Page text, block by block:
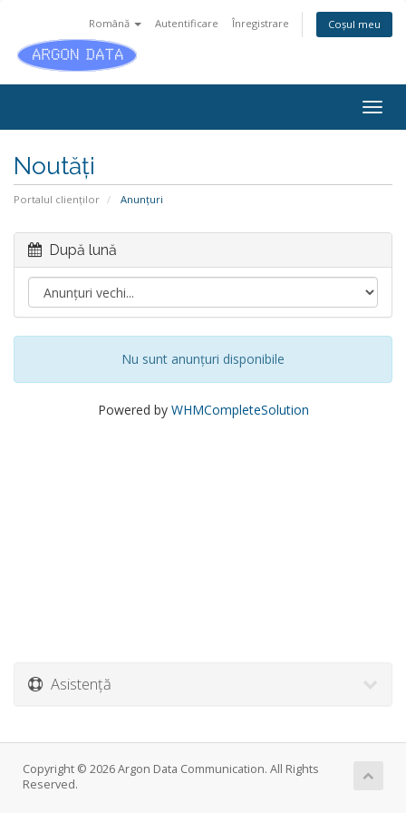
Română Autentificare Înregistrare Coșul meu
Noutăți
Portalul clienților Anunțuri
După lună
Nu sunt anunțuri disponibile
Powered by WHMCompleteSolution
Asistență
Copyright © 2026 Argon Data Communication. All Rights
Reserved.